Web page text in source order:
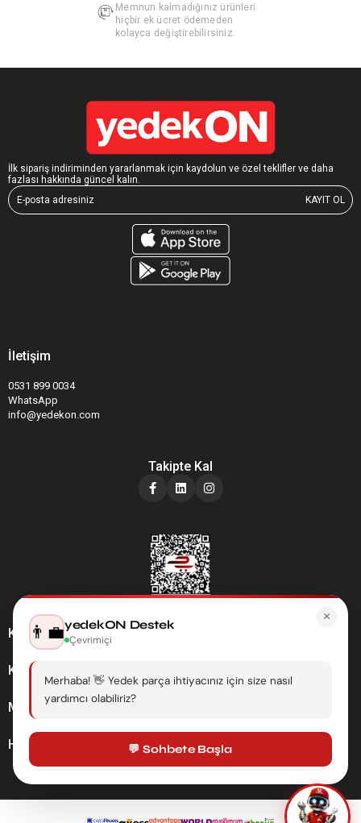
Memnun kalmadığınız ürünleri
hiçbir ek ücret ödemeden
kolayca değiştirebilirsiniz.
İlk sipariş indiriminden yararlanmak için kaydolun ve özel teklifler ve daha
fazlası hakkında güncel kalın.
KAYIT OL
İletişim
0531 899 0034
WhatsApp
info@yedekon.com
Takipte Kal
Kategoriler
Kurumsal
Müşteri Hizmetleri
Hesabım
×
👨‍💼yedekON Destek
Çevrimiçi
Merhaba! 👋 Yedek parça ihtiyacınız için size nasıl
yardımcı olabiliriz?
💬 Sohbete Başla